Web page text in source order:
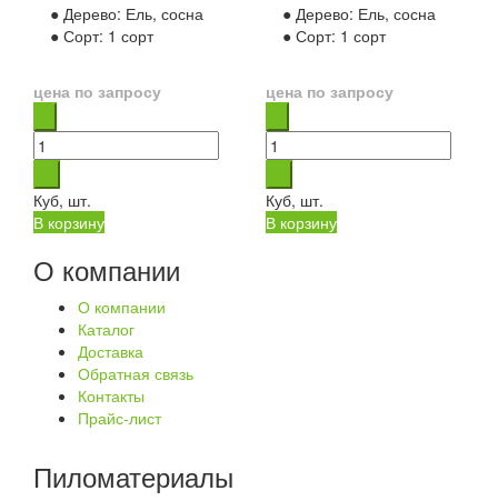
● Дерево: Ель, сосна
● Сорт: 1 сорт
цена по запросу
Куб, шт.
В корзину
● Дерево: Ель, сосна
● Сорт: 1 сорт
цена по запросу
Куб, шт.
В корзину
О компании
О компании
Каталог
Доставка
Обратная связь
Контакты
Прайс-лист
Пиломатериалы